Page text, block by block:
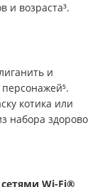
и возраста³.
и
котика или
набора здорово
Wi-Fi®